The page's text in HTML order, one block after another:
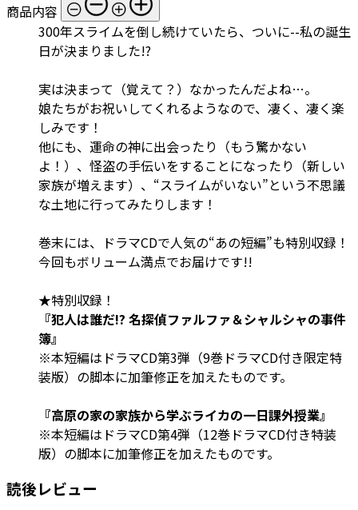
商品内容
300年スライムを倒し続けていたら、ついに--私の誕生
日が決まりました!?
実は決まって（覚えて？）なかったんだよね…。
娘たちがお祝いしてくれるようなので、凄く、凄く楽
しみです！
他にも、運命の神に出会ったり（もう驚かない
よ！）、怪盗の手伝いをすることになったり（新しい
家族が増えます）、“スライムがいない”という不思議
な土地に行ってみたりします！
巻末には、ドラマCDで人気の“あの短編”も特別収録！
今回もボリューム満点でお届けです!!
★特別収録！
『犯人は誰だ!? 名探偵ファルファ＆シャルシャの事件
簿』
※本短編はドラマCD第3弾（9巻ドラマCD付き限定特
装版）の脚本に加筆修正を加えたものです。
『高原の家の家族から学ぶライカの一日課外授業』
※本短編はドラマCD第4弾（12巻ドラマCD付き特装
版）の脚本に加筆修正を加えたものです。
読後レビュー